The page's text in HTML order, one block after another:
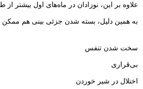
علاوه بر این، نوزادان در ماه‌های اول بیشتر
به همین دلیل، بسته شدن جزئی بینی هم
سخت شدن تنفس
بی‌قراری
اختلال در شیر خوردن